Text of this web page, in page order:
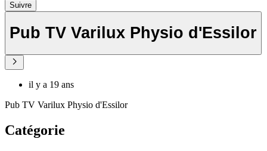
Suivre
Pub TV Varilux Physio d'Essilor
il y a 19 ans
Pub TV Varilux Physio d'Essilor
Catégorie